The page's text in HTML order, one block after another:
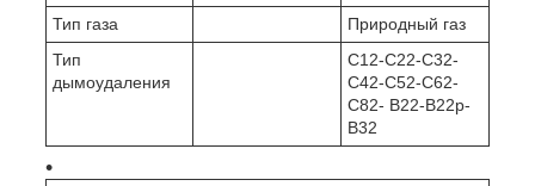
Тип газа
Природный газ
Тип
дымоудаления
C12-C22-C32-
C42-C52-C62-
C82- B22-B22p-
B32